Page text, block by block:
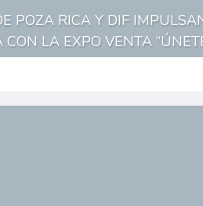
POZA RICA Y DIF
LA EXPO VENTA